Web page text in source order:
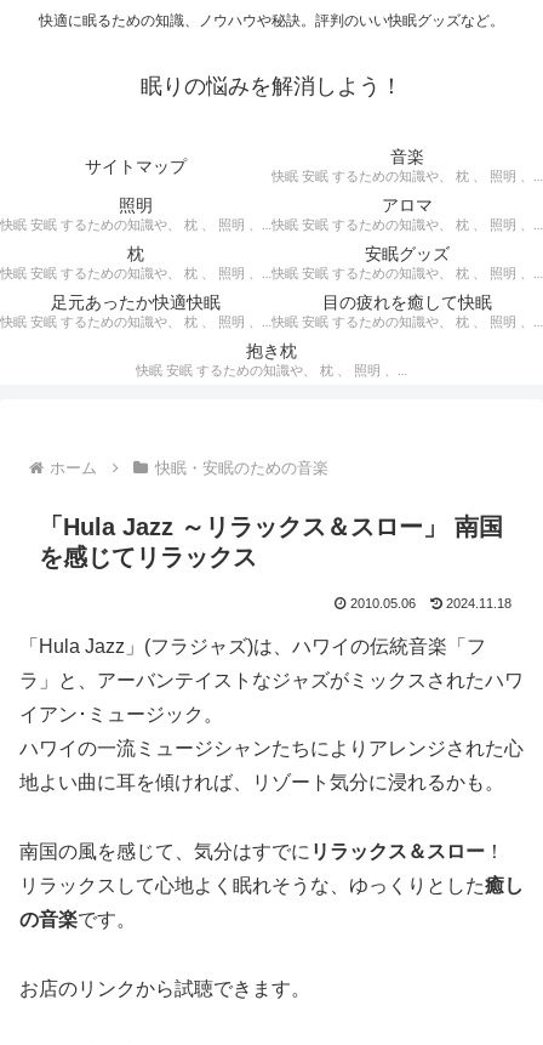
快適に眠るための知識、ノウハウや秘訣。評判のいい快眠グッズなど。
眠りの悩みを解消しよう！
サイトマップ 音楽
快眠 安眠 するための知識や、 枕 、 照明 、 アロマ など、おすすめの グッズ を紹介。 快眠 安眠 のための 音楽 CD の紹介です。 ヒーリングCD リラクゼーションCD インストゥルメンタルCD オルゴールCD ヘミシンクCD α波音楽 など。
照明
快眠 安眠 するための知識や、 枕 、 照明 、 アロマ など、おすすめの グッズ などを紹介。 快眠 安眠 のための 照明 フロアライト テーブルライト デスクライト スタンドライト など。
アロマ
快眠 安眠 するための知識や、 枕 、 照明 、 アロマ など、おすすめの グッズ などを紹介。 エッセンシャルオイル をはじめ、 アロマオイル を利用した アロマランプ 、 アロマディフューザー 、 アロマスプレー などの紹介です。
枕
快眠 安眠 するための知識や、 枕 、 照明 、 アロマ など、おすすめの グッズ などを紹介。 ぐっすり眠るために重要な枕選びのポイントや商品の紹介、 テンピュール 、 マニフレックス など。
安眠グッズ
快眠 安眠 するための知識や、 枕 、 照明 、 アロマ など、おすすめの グッズ などを紹介。 いろいろな 快眠 安眠 グッズ の紹介、足枕、うたた寝枕、目覚まし時計、入浴剤 など。
足元あったか快適快眠
快眠 安眠 するための知識や、 枕 、 照明 、 アロマ など、おすすめの グッズ などを紹介。 足元あったかで快適に眠るための 湯たんぽ あったか靴下 レッグウォーマー などの紹介です。
目の疲れを癒して快眠
快眠 安眠 するための知識や、 枕 、 照明 、 アロマ など、おすすめの グッズ などを紹介。 目の疲れを癒やす、 快眠、安眠 のための アイマスク アイピロー について。
抱き枕
快眠 安眠 するための知識や、 枕 、 照明 、 アロマ など、おすすめの グッズ などを紹介。 安心感を得る、リラックスして眠れるための 抱き枕 の紹介です。 妊婦さんや赤ちゃん、腰痛がある人におすすめ。
ホーム 快眠・安眠のための音楽
「Hula Jazz ～リラックス＆スロー」 南国
を感じてリラックス
2010.05.06 2024.11.18
「Hula Jazz」(フラジャズ)は、ハワイの伝統音楽「フ
ラ」と、アーバンテイストなジャズがミックスされたハワ
イアン･ミュージック。
ハワイの一流ミュージシャンたちによりアレンジされた心
地よい曲に耳を傾ければ、リゾート気分に浸れるかも。
南国の風を感じて、気分はすでに リラックス＆スロー ！
リラックスして心地よく眠れそうな、ゆっくりとした癒し
の音楽です。
お店のリンクから試聴できます。